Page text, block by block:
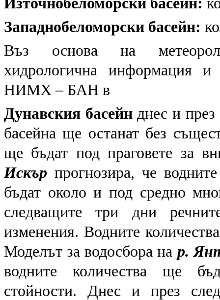
Западнобеломорски басейн:
Въз основа на
хидрологична информация и
НИМХ – БАН в
Дунавския басейнднес и през
басейна ще останат без
ще бъдат под праговете за
Искър прогнозира, че
бъдат около и под средно
следващите три дни
изменения. Водните
Моделът за водосбора на р.
водните количества ще
стойности. Днес и през